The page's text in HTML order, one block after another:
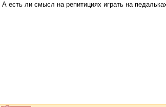
А есть ли смысл на репитициях играть на